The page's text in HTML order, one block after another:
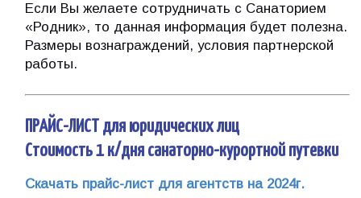
Если Вы желаете сотрудничать с Санаторием
«Родник», то данная информация будет полезна.
Размеры вознаграждений, условия партнерской
работы.
ПРАЙС-ЛИСТ для юридических лиц
Стоимость 1 к/дня санаторно-курортной путевки
Скачать прайс-лист для агентств на 2024г.